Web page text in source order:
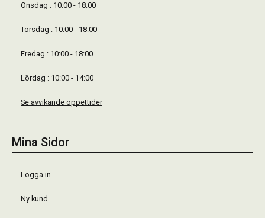
Onsdag : 10:00 - 18:00
Torsdag : 10:00 - 18:00
Fredag : 10:00 - 18:00
Lördag : 10:00 - 14:00
Se avvikande öppettider
Mina Sidor
Logga in
Ny kund